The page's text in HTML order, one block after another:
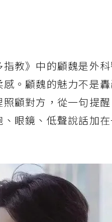
教》中的顧魏是外
。顧魏的魅力不是
顧對方，從一句提
眼鏡、低聲說話加